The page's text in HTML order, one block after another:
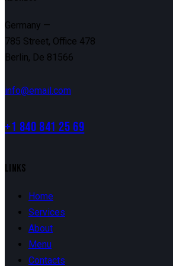
Germany —
785 Street, Office 478
Berlin, De 81566
info@email.com
+1 840 841 25 69
LINKS
Home
Services
About
Menu
Contacts